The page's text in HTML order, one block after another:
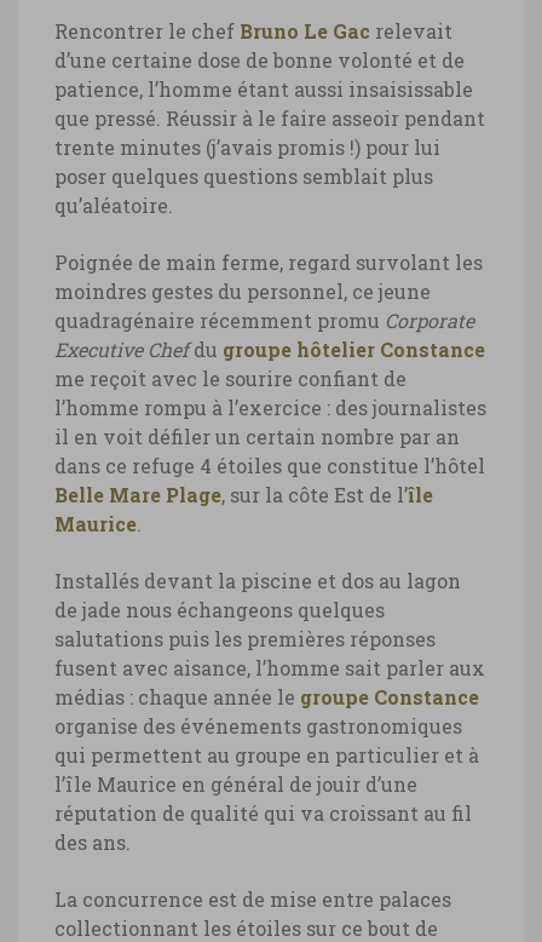
Rencontrer le chef Bruno Le Gac relevait
d’une certaine dose de bonne volonté et de
patience, l’homme étant aussi insaisissable
que pressé. Réussir à le faire asseoir pendant
trente minutes (j’avais promis !) pour lui
poser quelques questions semblait plus
qu’aléatoire.
Poignée de main ferme, regard survolant les
moindres gestes du personnel, ce jeune
quadragénaire récemment promu Corporate
Executive Chefdu groupe hôtelier Constance
me reçoit avec le sourire confiant de
l’homme rompu à l’exercice : des journalistes
il en voit défiler un certain nombre par an
dans ce refuge 4 étoiles que constitue l’hôtel
Belle Mare Plage, sur la côte Est de l’île
Maurice
Installés devant la piscine et dos au lagon
de jade nous échangeons quelques
salutations puis les premières réponses
fusent avec aisance, l’homme sait parler aux
médias : chaque année le groupe Constance
organise des événements gastronomiques
qui permettent au groupe en particulier et à
l’île Maurice en général de jouir d’une
réputation de qualité qui va croissant au fil
des ans.
La concurrence est de mise entre palaces
collectionnant les étoiles sur ce bout de